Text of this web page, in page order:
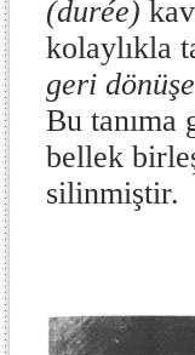
(durée)
kolaylıkla
geri
Bu tanıma
bellek
silinmiştir.